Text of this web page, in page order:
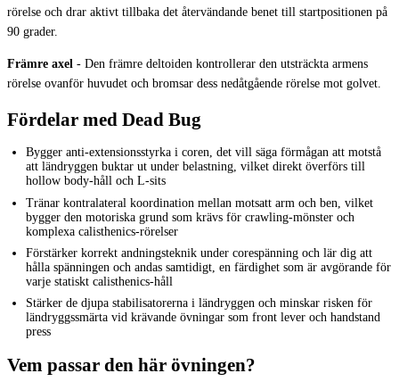
rörelse och drar aktivt tillbaka det återvändande benet till startpositionen på
90 grader.
Främre axel - Den främre deltoiden kontrollerar den utsträckta armens
rörelse ovanför huvudet och bromsar dess nedåtgående rörelse mot golvet.
Fördelar med Dead Bug
Bygger anti-extensionsstyrka i coren, det vill säga förmågan att motstå
att ländryggen buktar ut under belastning, vilket direkt överförs till
hollow body-håll och L-sits
Tränar kontralateral koordination mellan motsatt arm och ben, vilket
bygger den motoriska grund som krävs för crawling-mönster och
komplexa calisthenics-rörelser
Förstärker korrekt andningsteknik under corespänning och lär dig att
hålla spänningen och andas samtidigt, en färdighet som är avgörande för
varje statiskt calisthenics-håll
Stärker de djupa stabilisatorerna i ländryggen och minskar risken för
ländryggssmärta vid krävande övningar som front lever och handstand
press
Vem passar den här övningen?